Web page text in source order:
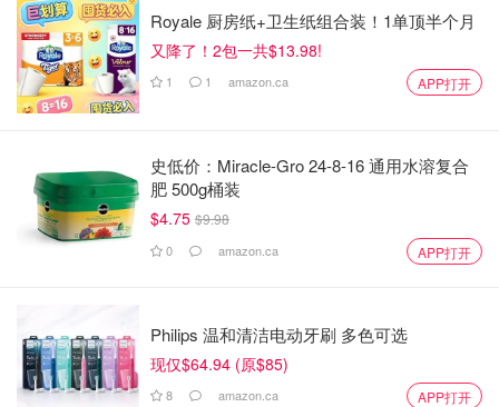
Royale 厨房纸+卫生纸组合装！1单顶半个月
又降了！2包一共$13.98!
1 1 amazon.ca APP打开
史低价：Miracle-Gro 24-8-16 通用水溶复合
肥 500g桶装
$4.75 $9.98
0 amazon.ca APP打开
Philips 温和清洁电动牙刷 多色可选
现仅$64.94 (原$85)
8 amazon.ca APP打开